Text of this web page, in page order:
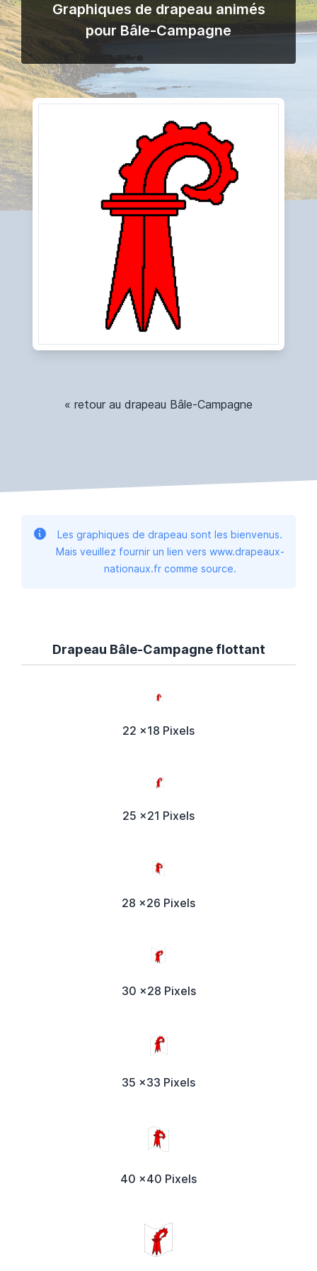
Graphiques de drapeau animés
pour Bâle-Campagne
« retour au drapeau Bâle-Campagne
Les graphiques de drapeau sont les bienvenus.
Mais veuillez fournir un lien vers www.drapeaux-
nationaux.fr comme source.
Drapeau Bâle-Campagne flottant
22 x18 Pixels
25 x21 Pixels
28 x26 Pixels
30 x28 Pixels
35 x33 Pixels
40 x40 Pixels